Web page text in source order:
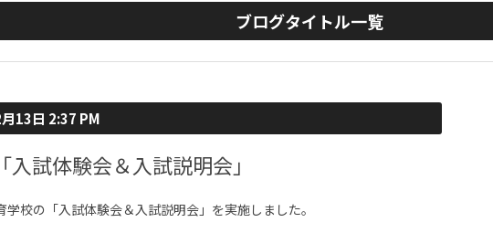
ブログタイトル一覧
13日 2:37 PM
入試体験会＆入試説明会」
校の「入試体験会＆入試説明会」を実施しました。